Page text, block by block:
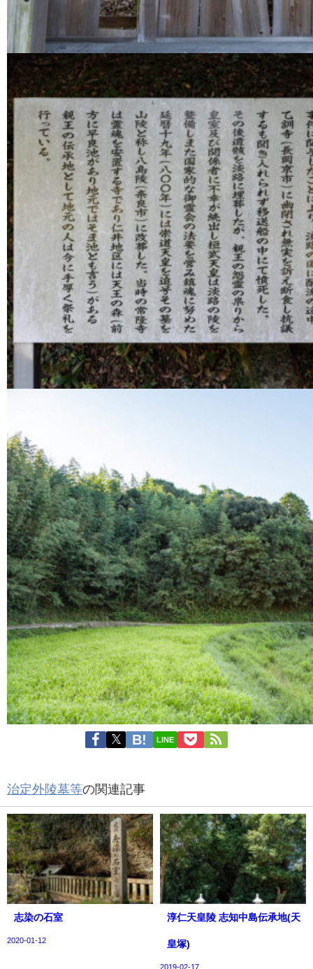
LINE
治定外陵墓等の関連記事
志染の石室
2020-01-12
淳仁天皇陵 志知中島伝承地(天
皇塚)
2019-02-17